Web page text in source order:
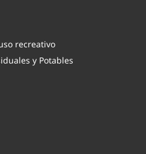
recreativo
y Potables